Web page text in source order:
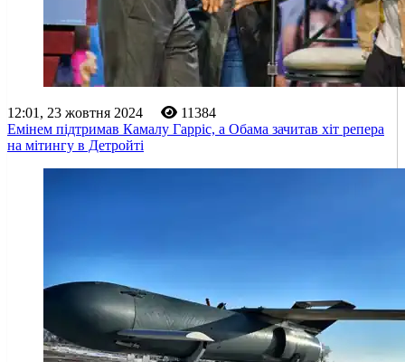
12:01, 23 жовтня 2024
11384
Емінем підтримав Камалу Гарріс, а Обама зачитав хіт репера
на мітингу в Детройті